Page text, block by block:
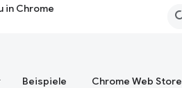
in Chrome
Beispiele Chrome Web Store